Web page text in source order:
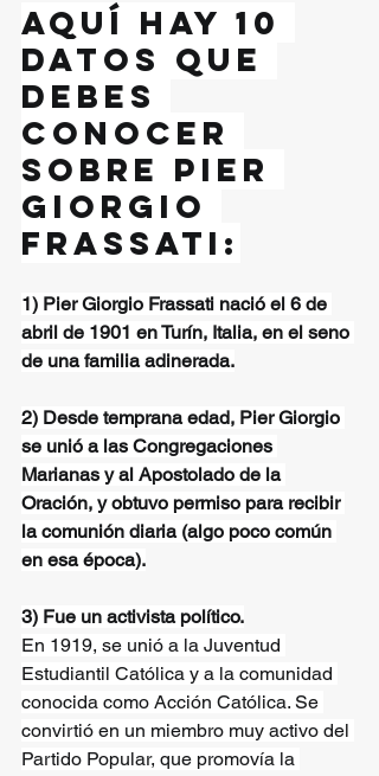
Aquí hay 10
datos que
debes
conocer
sobre Pier
Giorgio
Frassati:
1) Pier Giorgio Frassati nació el 6 de
abril de 1901 en Turín, Italia, en el seno
de una familia adinerada.
2) Desde temprana edad, Pier Giorgio
se unió a las Congregaciones
Marianas y al Apostolado de la
Oración, y obtuvo permiso para recibir
la comunión diaria (algo poco común
en esa época).
3) Fue un activista político.
En 1919, se unió a la Juventud
Estudiantil Católica y a la comunidad
conocida como Acción Católica. Se
convirtió en un miembro muy activo del
Partido Popular, que promovía la